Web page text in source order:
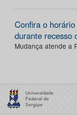
Confira o
durante recesso
Mudança atende a